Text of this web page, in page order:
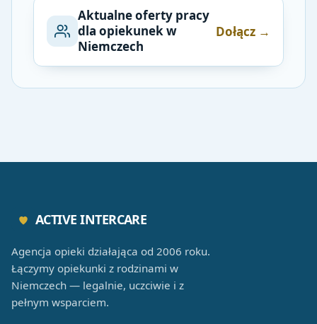
Aktualne oferty pracy
dla opiekunek w
Niemczech
Dołącz →
ACTIVE INTERCARE
Agencja opieki działająca od 2006 roku.
Łączymy opiekunki z rodzinami w
Niemczech — legalnie, uczciwie i z
pełnym wsparciem.